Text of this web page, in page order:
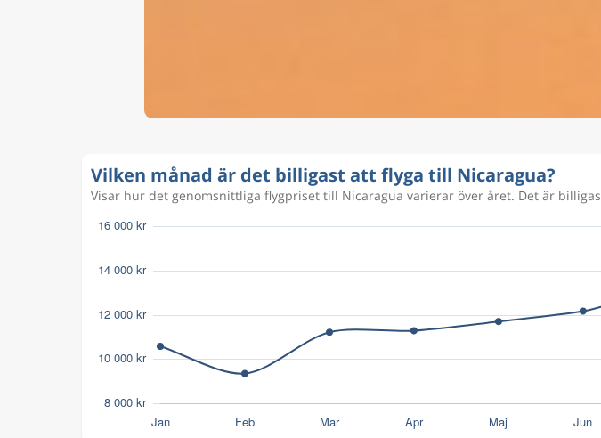
Vilken månad är det billigast att flyga till Nicaragua?
Visar hur det genomsnittliga flygpriset till Nicaragua varierar över året. Det är